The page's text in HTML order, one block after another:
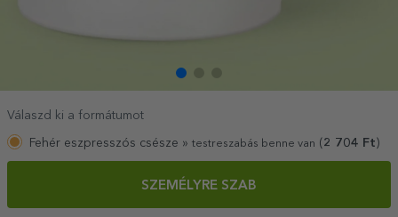
Válaszd ki a formátumot
Fehér eszpresszós csésze » testreszabás benne van ( 2 704 Ft )
SZEMÉLYRE SZAB